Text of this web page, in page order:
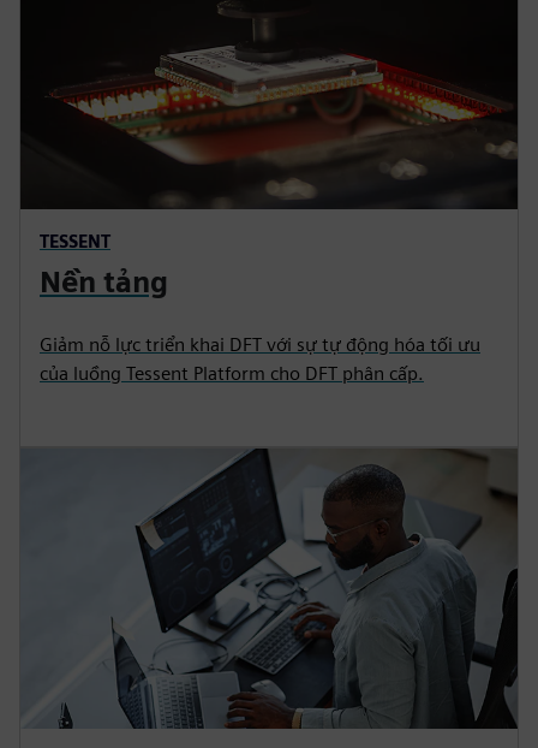
TESSENT
Nền tảng
Giảm nỗ lực triển khai DFT với sự tự động hóa tối ưu
của luồng Tessent Platform cho DFT phân cấp.